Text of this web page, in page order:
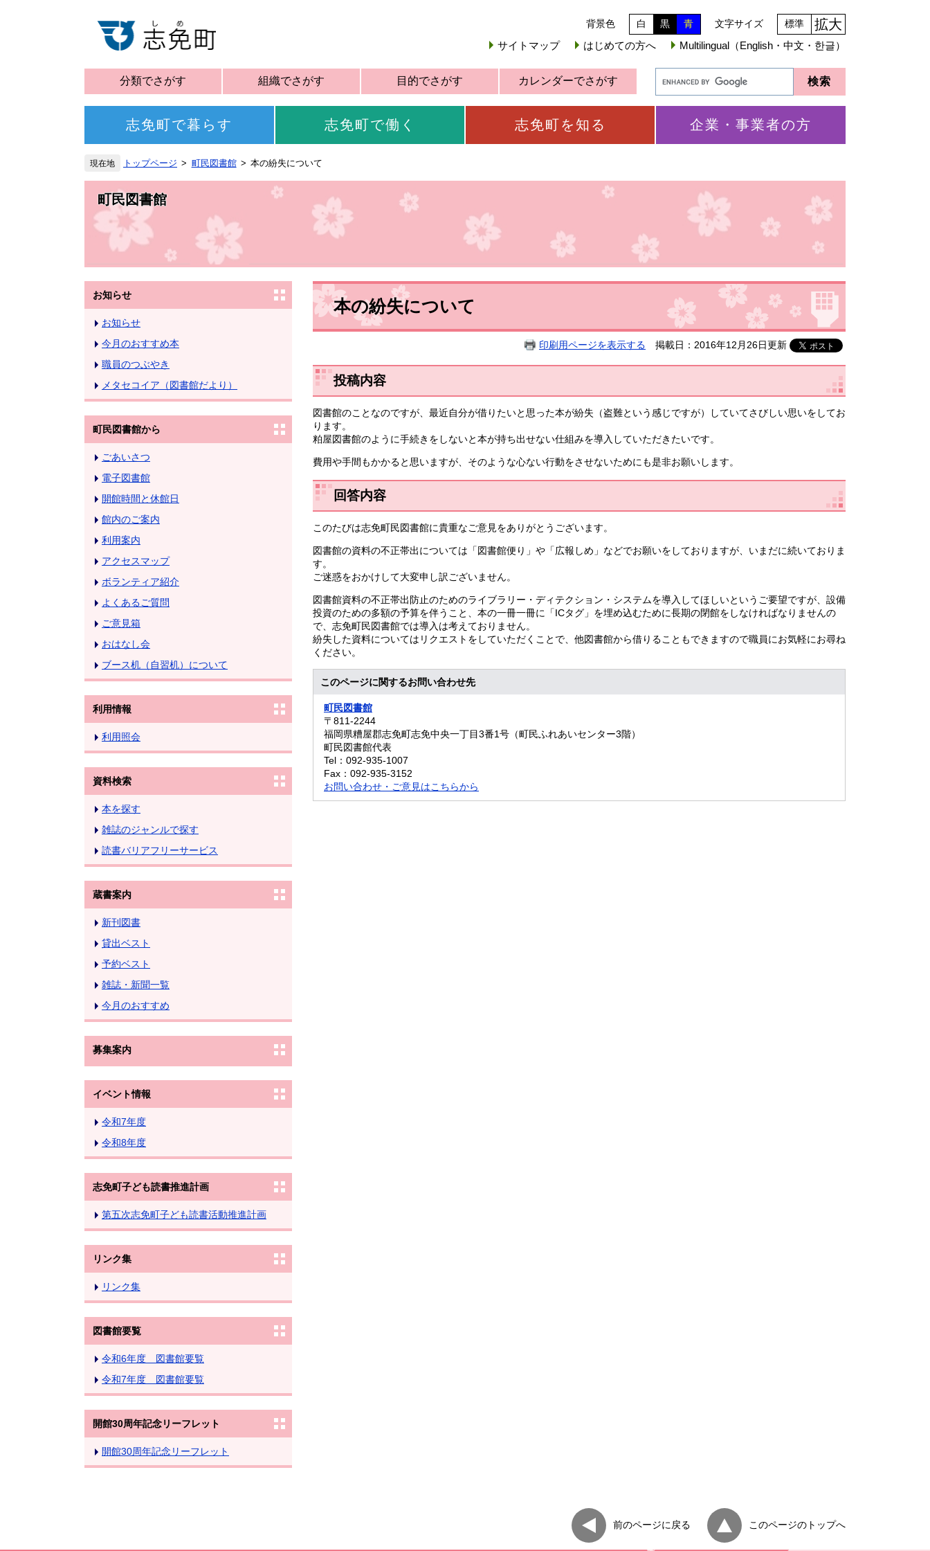
背景色 白 黒 青 文字サイズ 標準 拡大
サイトマップ はじめての方へ Multilingual（English・中文・한글）
分類でさがす 組織でさがす 目的でさがす カレンダーでさがす
志免町で暮らす 志免町で働く 志免町を知る 企業・事業者の方
トップページ 町民図書館 本の紛失について
町民図書館
お知らせ
お知らせ
今月のおすすめ本
職員のつぶやき
メタセコイア（図書館だより）
町民図書館から
ごあいさつ
電子図書館
開館時間と休館日
館内のご案内
利用案内
アクセスマップ
ボランティア紹介
よくあるご質問
ご意見箱
おはなし会
ブース机（自習机）について
利用情報
利用照会
資料検索
本を探す
雑誌のジャンルで探す
読書バリアフリーサービス
蔵書案内
新刊図書
貸出ベスト
予約ベスト
雑誌・新聞一覧
今月のおすすめ
募集案内
イベント情報
令和7年度
令和8年度
志免町子ども読書推進計画
第五次志免町子ども読書活動推進計画
リンク集
リンク集
図書館要覧
令和6年度 図書館要覧
令和7年度 図書館要覧
開館30周年記念リーフレット
開館30周年記念リーフレット
本の紛失について
印刷用ページを表示する 掲載日：2016年12月26日更新
投稿内容
図書館のことなのですが、最近自分が借りたいと思った本が紛失（盗難という感じですが）していてさびしい思いをしてお
ります。
粕屋図書館のように手続きをしないと本が持ち出せない仕組みを導入していただきたいです。
費用や手間もかかると思いますが、そのような心ない行動をさせないためにも是非お願いします。
回答内容
このたびは志免町民図書館に貴重なご意見をありがとうございます。
図書館の資料の不正帯出については「図書館便り」や「広報しめ」などでお願いをしておりますが、いまだに続いておりま
す。
ご迷惑をおかけして大変申し訳ございません。
図書館資料の不正帯出防止のためのライブラリー・ディテクション・システムを導入してほしいというご要望ですが、設備
投資のための多額の予算を伴うこと、本の一冊一冊に「ICタグ」を埋め込むために長期の閉館をしなければなりませんの
で、志免町民図書館では導入は考えておりません。
紛失した資料についてはリクエストをしていただくことで、他図書館から借りることもできますので職員にお気軽にお尋ね
ください。
このページに関するお問い合わせ先
町民図書館
〒811‐2244
福岡県糟屋郡志免町志免中央一丁目3番1号（町民ふれあいセンター3階）
町民図書館代表
Tel：092-935-1007
Fax：092-935-3152
お問い合わせ・ご意見はこちらから
前のページに戻る このページのトップへ